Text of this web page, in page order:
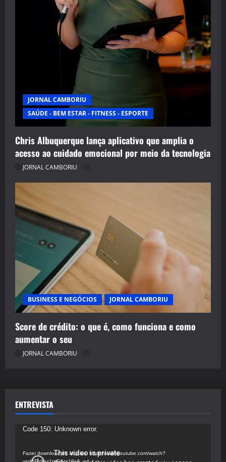
JORNAL CAMBORIU
SAÚDE - BEM ESTAR - FITNESS - ESPORTE
Chris Albuquerque lança aplicativo que amplia o
acesso ao cuidado emocional por meio da tecnologia
JORNAL CAMBORIU
BUSINESS E NEGÓCIOS JORNAL CAMBORIU
Score de crédito: o que é, como funciona e como
aumentar o seu
JORNAL CAMBORIU
ENTREVISTA
Tocador
vídeo
Code 150: Unknown error.
Fazer download do arquivo: https://www.youtube.com/watch?